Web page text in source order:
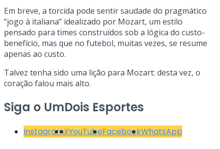
Em breve, a torcida pode sentir saudade do pragmático
“jogo à italiana” idealizado por Mozart, um estilo
pensado para times construídos sob a lógica do custo-
benefício, mas que no futebol, muitas vezes, se resume
apenas ao custo.
Talvez tenha sido uma lição para Mozart: desta vez, o
coração falou mais alto.
Siga o UmDois Esportes
InstagramXYouTubeFacebookWhatsApp